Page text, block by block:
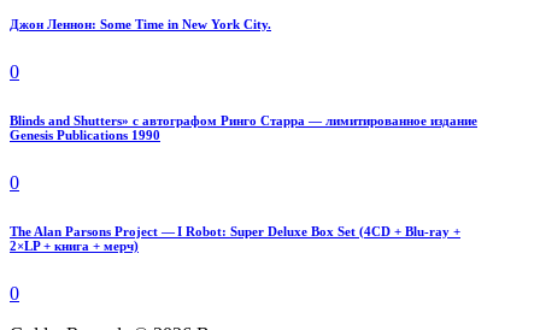
Джон Леннон: Some Time in New York City.
0
Blinds and Shutters» с автографом Ринго Старра — лимитированное издание
Genesis Publications 1990
0
The Alan Parsons Project — I Robot: Super Deluxe Box Set (4CD + Blu-ray +
2×LP + книга + мерч)
0